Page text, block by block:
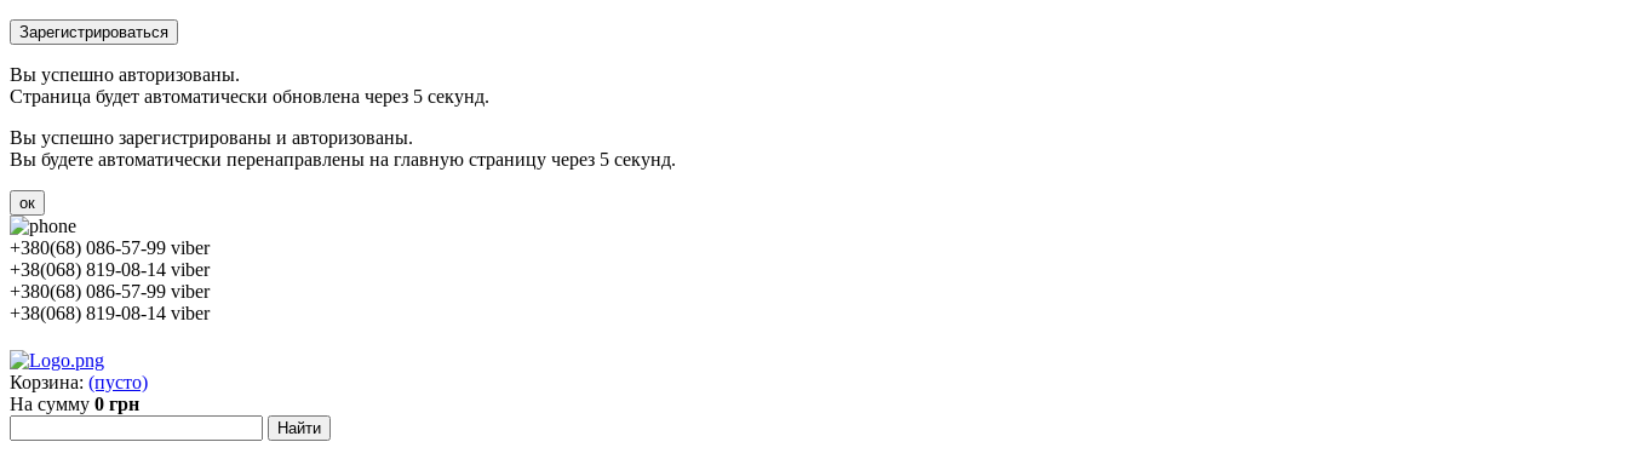
Зарегистрироваться
Вы успешно авторизованы.
Страница будет автоматически обновлена через 5 секунд.
Вы успешно зарегистрированы и авторизованы.
Вы будете автоматически перенаправлены на главную страницу через 5 секунд.
ок
+380(68) 086-57-99 viber
+38(068) 819-08-14 viber
+380(68) 086-57-99 viber
+38(068) 819-08-14 viber
Корзина: (пусто)
На сумму 0 грн